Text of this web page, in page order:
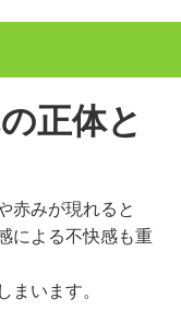
正体と
赤みが現れると
による不快感も重
まいます。